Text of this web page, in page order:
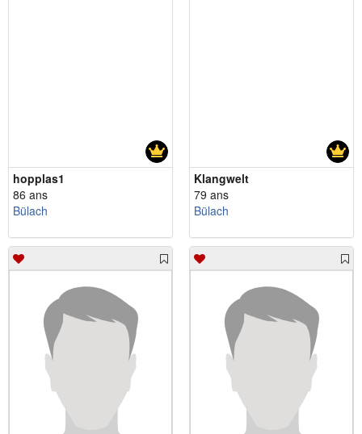
hopplas1
86 ans
Bülach
Klangwelt
79 ans
Bülach